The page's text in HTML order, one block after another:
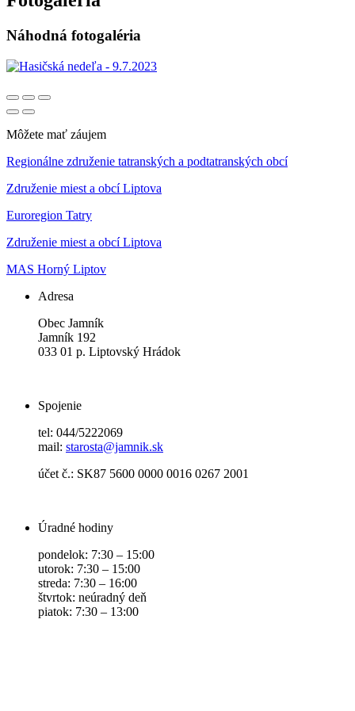
Náhodná fotogaléria
Môžete mať záujem
Regionálne združenie tatranských a podtatranských obcí
Združenie miest a obcí Liptova
Euroregion Tatry
Združenie miest a obcí Liptova
MAS Horný Liptov
Adresa
Obec Jamník
Jamník 192
033 01 p. Liptovský Hrádok
Spojenie
tel: 044/5222069
mail: starosta@jamnik.sk
účet č.: SK87 5600 0000 0016 0267 2001
Úradné hodiny
pondelok: 7:30 – 15:00
utorok: 7:30 – 15:00
streda: 7:30 – 16:00
štvrtok: neúradný deň
piatok: 7:30 – 13:00